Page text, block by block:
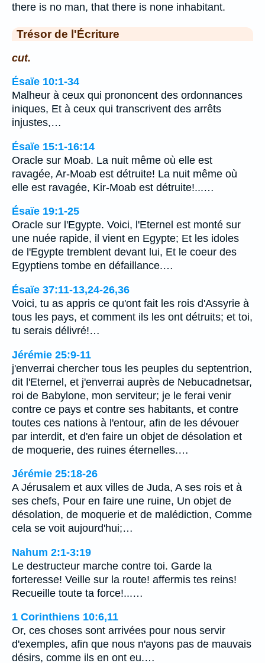
there is no man, that there is none inhabitant.
Trésor de l'Écriture
cut.
Ésaïe 10:1-34
Malheur à ceux qui prononcent des ordonnances
iniques, Et à ceux qui transcrivent des arrêts
injustes,…
Ésaïe 15:1-16:14
Oracle sur Moab. La nuit même où elle est
ravagée, Ar-Moab est détruite! La nuit même où
elle est ravagée, Kir-Moab est détruite!...…
Ésaïe 19:1-25
Oracle sur l'Egypte. Voici, l'Eternel est monté sur
une nuée rapide, il vient en Egypte; Et les idoles
de l'Egypte tremblent devant lui, Et le coeur des
Egyptiens tombe en défaillance.…
Ésaïe 37:11-13,24-26,36
Voici, tu as appris ce qu'ont fait les rois d'Assyrie à
tous les pays, et comment ils les ont détruits; et toi,
tu serais délivré!…
Jérémie 25:9-11
j'enverrai chercher tous les peuples du septentrion,
dit l'Eternel, et j'enverrai auprès de Nebucadnetsar,
roi de Babylone, mon serviteur; je le ferai venir
contre ce pays et contre ses habitants, et contre
toutes ces nations à l'entour, afin de les dévouer
par interdit, et d'en faire un objet de désolation et
de moquerie, des ruines éternelles.…
Jérémie 25:18-26
A Jérusalem et aux villes de Juda, A ses rois et à
ses chefs, Pour en faire une ruine, Un objet de
désolation, de moquerie et de malédiction, Comme
cela se voit aujourd'hui;…
Nahum 2:1-3:19
Le destructeur marche contre toi. Garde la
forteresse! Veille sur la route! affermis tes reins!
Recueille toute ta force!...…
1 Corinthiens 10:6,11
Or, ces choses sont arrivées pour nous servir
d'exemples, afin que nous n'ayons pas de mauvais
désirs, comme ils en ont eu.…